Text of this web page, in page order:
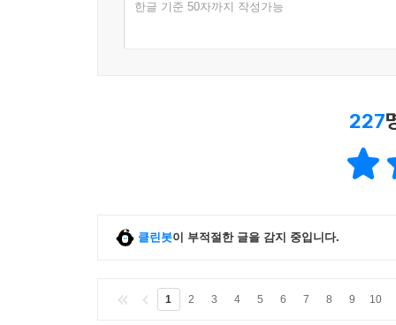
한글 기준 50자까지 작성가능
227
클린봇이 부적절한 글을 감지 중입니다.
1 2 3 4 5 6 7 8 9 10